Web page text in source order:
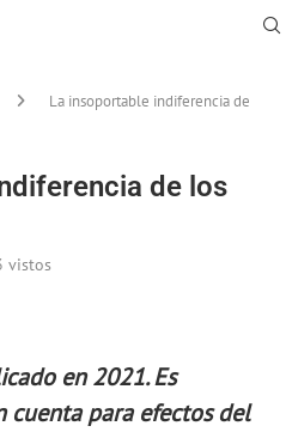
La insoportable indiferencia de
de los
vistos
en 2021. Es
para efectos del